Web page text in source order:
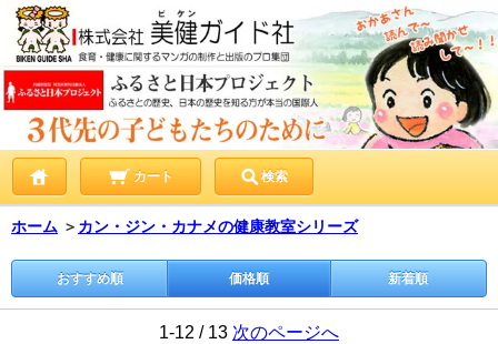
カート 検索
ホーム ＞ カン・ジン・カナメの健康教室シリーズ
おすすめ順 価格順 新着順
1-12 / 13 次のページへ